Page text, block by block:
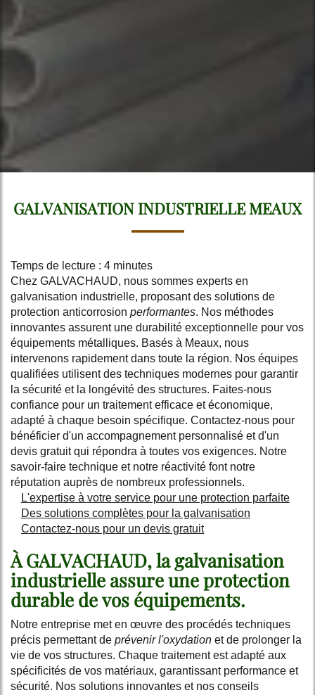
GALVANISATION INDUSTRIELLE MEAUX
Temps de lecture : 4 minutes
Chez GALVACHAUD, nous sommes experts en
galvanisation industrielle, proposant des solutions de
protection anticorrosion performantes. Nos méthodes
innovantes assurent une durabilité exceptionnelle pour vos
équipements métalliques. Basés à Meaux, nous
intervenons rapidement dans toute la région. Nos équipes
qualifiées utilisent des techniques modernes pour garantir
la sécurité et la longévité des structures. Faites-nous
confiance pour un traitement efficace et économique,
adapté à chaque besoin spécifique. Contactez-nous pour
bénéficier d'un accompagnement personnalisé et d'un
devis gratuit qui répondra à toutes vos exigences. Notre
savoir-faire technique et notre réactivité font notre
réputation auprès de nombreux professionnels.
L'expertise à votre service pour une protection parfaite
Des solutions complètes pour la galvanisation
Contactez-nous pour un devis gratuit
À GALVACHAUD, la galvanisation
industrielle assure une protection
durable de vos équipements.
Notre entreprise met en œuvre des procédés techniques
précis permettant de prévenir l'oxydation et de prolonger la
vie de vos structures. Chaque traitement est adapté aux
spécificités de vos matériaux, garantissant performance et
sécurité. Nos solutions innovantes et nos conseils